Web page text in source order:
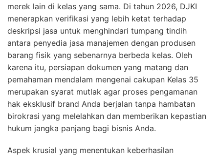
merek lain di kelas yang sama. Di tahun 2026, DJKI
menerapkan verifikasi yang lebih ketat terhadap
deskripsi jasa untuk menghindari tumpang tindih
antara penyedia jasa manajemen dengan produsen
barang fisik yang sebenarnya berbeda kelas. Oleh
karena itu, persiapan dokumen yang matang dan
pemahaman mendalam mengenai cakupan Kelas 35
merupakan syarat mutlak agar proses pengamanan
hak eksklusif brand Anda berjalan tanpa hambatan
birokrasi yang melelahkan dan memberikan kepastian
hukum jangka panjang bagi bisnis Anda.
Aspek krusial yang menentukan keberhasilan